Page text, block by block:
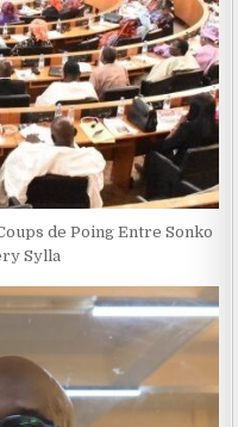
de Poing Entre Sonko
Sylla